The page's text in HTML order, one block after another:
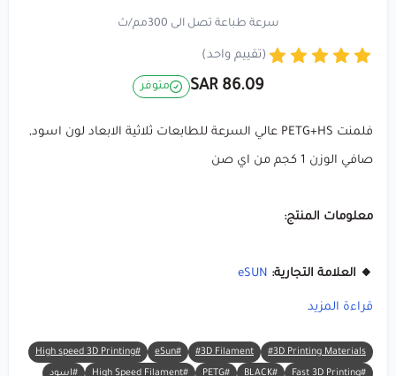
سرعة طباعة تصل الى 300مم/ث
(تقييم واحد)
86.09 SAR متوفر
فلمنت PETG+HS عالي السرعة للطابعات ثلاثية الابعاد لون اسود,
صافي الوزن 1 كجم من اي صن
معلومات المنتج:
🔸 العلامة التجارية: eSUN
🔸 المادة: PETG+HS
🔸 الوزن الصافي:1 كجم
قراءة المزيد
#3D Printing Materials
#3D Filament
#eSun
#High speed 3D Printing
#Fast 3D Printing
#BLACK
#PETG
#High Speed Filament #اسود